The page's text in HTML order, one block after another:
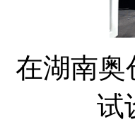
在湖南奥
试